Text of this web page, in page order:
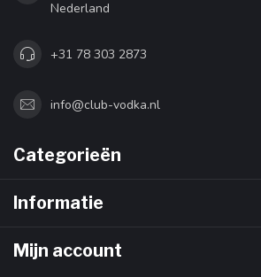
Nederland
+31 78 303 2873
info@club-vodka.nl
Categorieën
Informatie
Mijn account